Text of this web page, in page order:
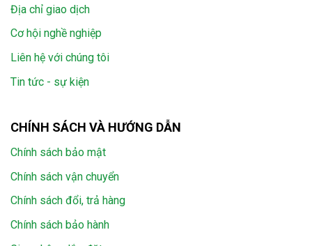
Địa chỉ giao dịch
Cơ hội nghề nghiệp
Liên hệ với chúng tôi
Tin tức - sự kiện
CHÍNH SÁCH VÀ HƯỚNG DẪN
Chính sách bảo mật
Chính sách vận chuyển
Chính sách đổi, trả hàng
Chính sách bảo hành